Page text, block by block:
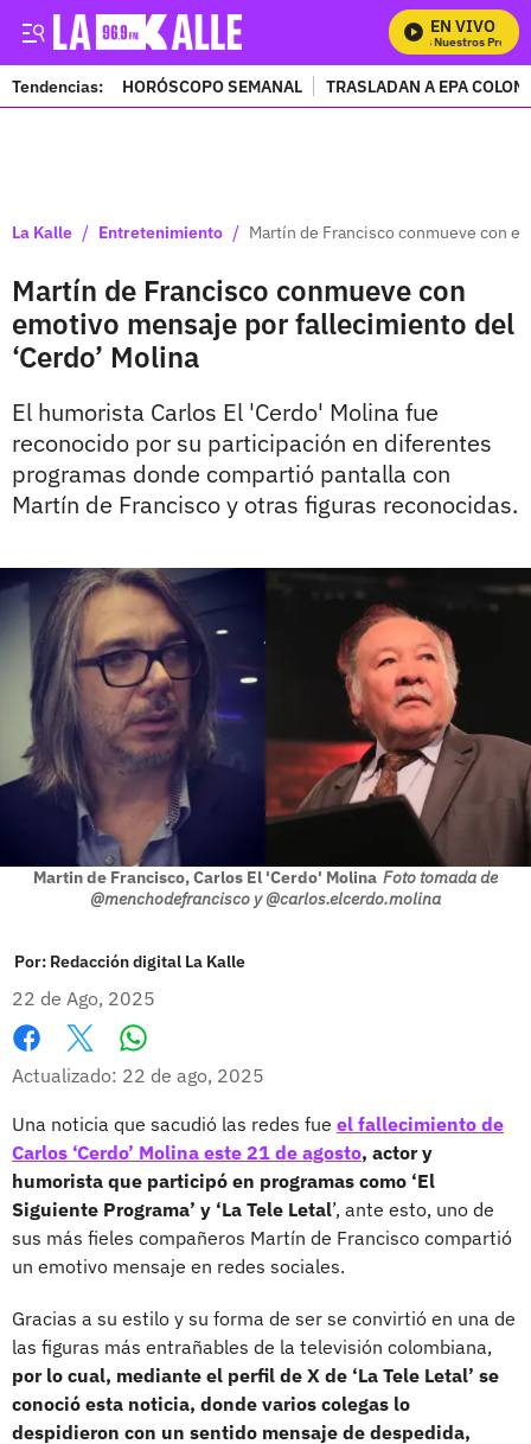
EN VIVO
Mira Todos Nuestros
Tendencias: HORÓSCOPO SEMANAL TRASLADAN A EPA
La Kalle / Entretenimiento / Martín de Francisco conmueve con
Martín de Francisco conmueve con
emotivo mensaje por fallecimiento del
‘Cerdo’ Molina
El humorista Carlos El 'Cerdo' Molina fue
reconocido por su participación en diferentes
programas donde compartió pantalla con
Martín de Francisco y otras figuras reconocidas.
Martin de Francisco, Carlos El 'Cerdo' Molina Foto tomada de
@menchodefrancisco y @carlos.elcerdo.molina
Por: Redacción digital La Kalle
22 de Ago, 2025
Facebook
X
Actualizado: 22 de ago, 2025
Una noticia que sacudió las redes fue el fallecimiento de
Carlos ‘Cerdo’ Molina este 21 de agosto, actor y
humorista que participó en programas como ‘El
Siguiente Programa’ y ‘La Tele Letal’, ante esto, uno de
sus más fieles compañeros Martín de Francisco compartió
un emotivo mensaje en redes sociales.
Gracias a su estilo y su forma de ser se convirtió en una de
las figuras más entrañables de la televisión colombiana,
por lo cual, mediante el perfil de X de ‘La Tele Letal’ se
conoció esta noticia, donde varios colegas lo
despidieron con un sentido mensaje de despedida,